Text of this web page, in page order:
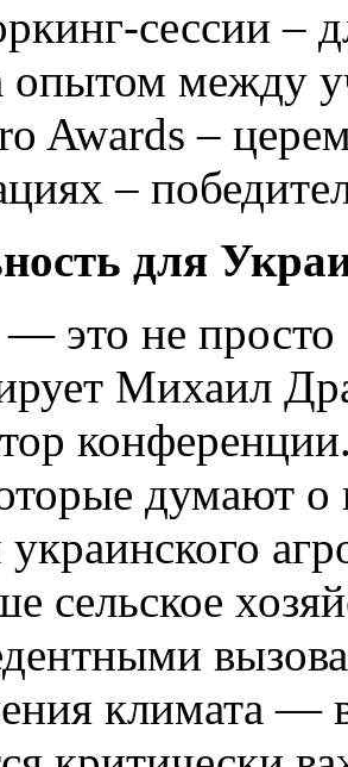
сессии –
опытом между
Awards –
–
для
это не
Михаил
думают о
сельское
климата —